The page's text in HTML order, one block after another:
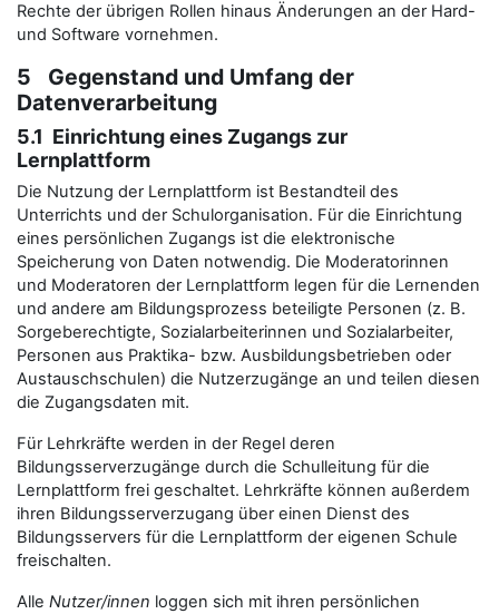
Rechte der übrigen Rollen hinaus Änderungen an der Hard-
und Software vornehmen.
5 Gegenstand und Umfang der
Datenverarbeitung
5.1 Einrichtung eines Zugangs zur
Lernplattform
Die Nutzung der Lernplattform ist Bestandteil des
Unterrichts und der Schulorganisation. Für die Einrichtung
eines persönlichen Zugangs ist die elektronische
Speicherung von Daten notwendig. Die Moderatorinnen
und Moderatoren der Lernplattform legen für die Lernenden
und andere am Bildungsprozess beteiligte Personen (z. B.
Sorgeberechtigte, Sozialarbeiterinnen und Sozialarbeiter,
Personen aus Praktika- bzw. Ausbildungsbetrieben oder
Austauschschulen) die Nutzerzugänge an und teilen diesen
die Zugangsdaten mit.
Für Lehrkräfte werden in der Regel deren
Bildungsserverzugänge durch die Schulleitung für die
Lernplattform frei geschaltet. Lehrkräfte können außerdem
ihren Bildungsserverzugang über einen Dienst des
Bildungsservers für die Lernplattform der eigenen Schule
freischalten.
Alle Nutzer/innen loggen sich mit ihren persönlichen